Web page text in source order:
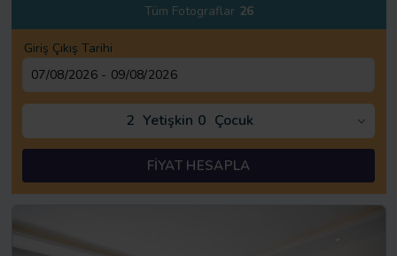
Tüm Fotograflar 26
Giriş Çıkış Tarihi
2 Yetişkin 0 Çocuk
FİYAT HESAPLA